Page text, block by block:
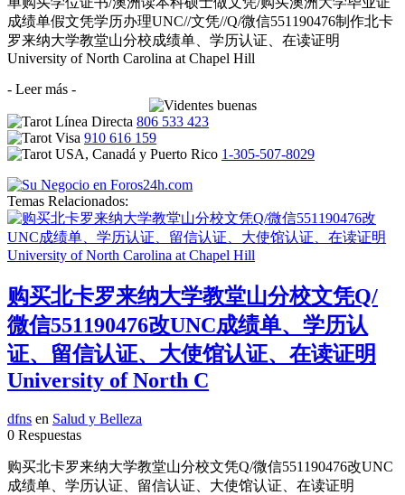
成绩单假文凭学历办理UNC//文凭//Q/微信551190476制作北卡
罗来纳大学教堂山分校成绩单、学历认证、在读证明
University of North Carolina at Chapel Hill
- Leer más -
806 533 423
910 616 159
1-305-507-8029
Temas Relacionados:
购买北卡罗来纳大学教堂山分校文凭Q/
微信551190476改UNC成绩单、学历认
证、留信认证、大使馆认证、在读证明
University of North C
dfns en Salud y Belleza
0 Respuestas
购买北卡罗来纳大学教堂山分校文凭Q/微信551190476改UNC
成绩单、学历认证、留信认证、大使馆认证、在读证明